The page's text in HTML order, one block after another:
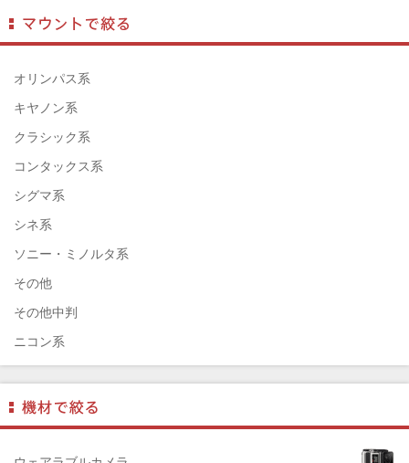
Mamiya（マミヤ）
TAMRON（タムロン）
SIGMA（シグマ）
HASSELBLAD（ハッセルブラッド）
EPSON（エプソン）
ENNA München（エナ）
ELEFOTO（エレフォト）
ELECOM（エレコム）
￼EIZO（エイゾ）
edelkrone（エーデンクローン）
Garmin（ガーミン）
Dust-Off（ダストオフ）
DreamMaker（ドリームメーカー）
DIGITALKING（デジタルキング）
diagnl（ダイアグナル）
オリンパス系
キヤノン系
クラシック系
コンタックス系
シグマ系
シネ系
ソニー・ミノルタ系
その他
その他中判
ニコン系
フジフィルム系
ペンタックス系
ライカ系